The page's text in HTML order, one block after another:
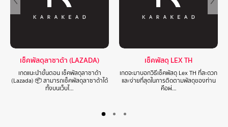
เช็คพัสดุลาซาด้า (LAZADA)
เกดแนะนำขั้นตอน เช็คพัสดุลาซาด้า
(Lazada) 📦 สามารถเช็คพัสดุลาซาด้าได้
ทั้งบนเว็บไ…
เช็คพัสดุ LEX TH
เกดจะมาบอกวิธีเช็คพัสดุ Lex TH ที่สะดวก
และง่ายที่สุดในการติดตามพัสดุของท่าน
คือผ่…